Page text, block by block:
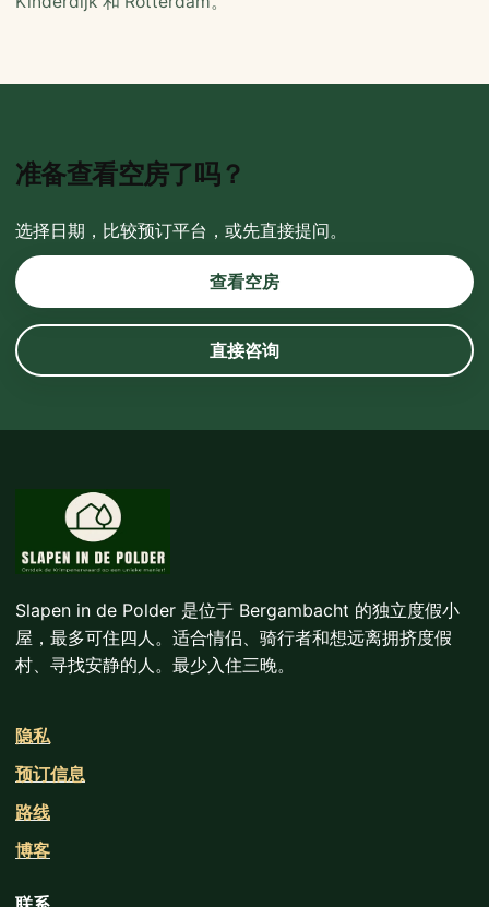
准备查看空房了吗？
选择日期，比较预订平台，或先直接提问。
查看空房
直接咨询
Slapen in de Polder 是位于 Bergambacht 的独立度假小
屋，最多可住四人。适合情侣、骑行者和想远离拥挤度假
村、寻找安静的人。最少入住三晚。
隐私
预订信息
路线
博客